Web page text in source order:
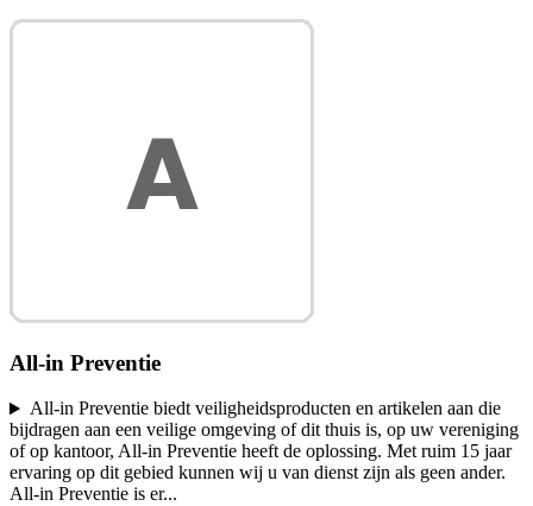
All-in Preventie
All-in Preventie biedt veiligheidsproducten en artikelen aan die
bijdragen aan een veilige omgeving of dit thuis is, op uw vereniging
of op kantoor, All-in Preventie heeft de oplossing. Met ruim 15 jaar
ervaring op dit gebied kunnen wij u van dienst zijn als geen ander.
All-in Preventie is er...